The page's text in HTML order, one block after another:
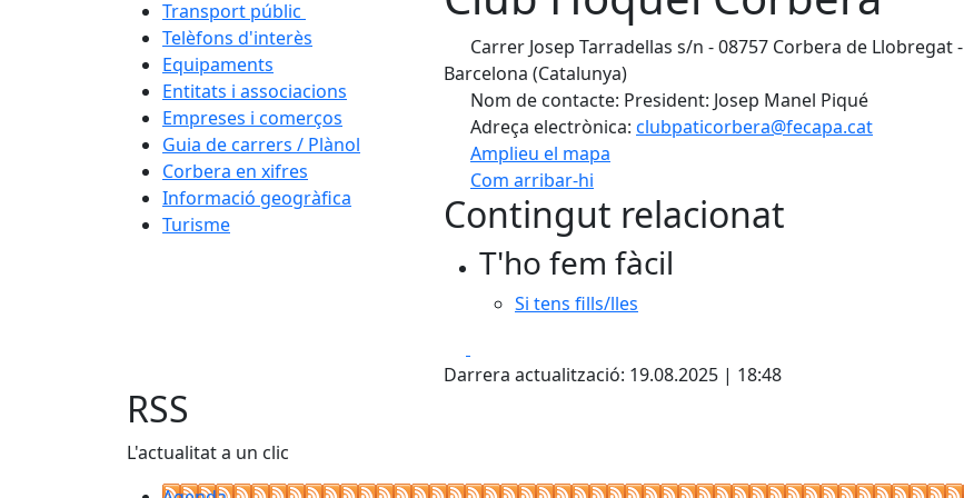
Transport públic
Telèfons d'interès
Equipaments
Entitats i associacions
Empreses i comerços
Guia de carrers / Plànol
Corbera en xifres
Informació geogràfica
Turisme
Carrer Josep Tarradellas s/n - 08757 Corbera de Llobregat -
Barcelona (Catalunya)
Nom de contacte: President: Josep Manel Piqué
Adreça electrònica: clubpaticorbera@fecapa.cat
Amplieu el mapa
Com arribar-hi
+
−
Contingut relacionat
T'ho fem fàcil
Si tens fills/lles
Darrera actualització: 19.08.2025 | 18:48
RSS
L'actualitat a un clic